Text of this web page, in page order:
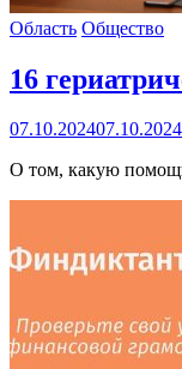
Область Общество
16
07.10.202407.10.2024
О том, какую